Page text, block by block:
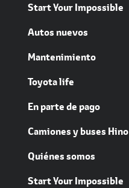
Start Your Impossible
Autos nuevos
Mantenimiento
Toyota life
En parte de pago
Camiones y buses Hino
Quiénes somos
Start Your Impossible